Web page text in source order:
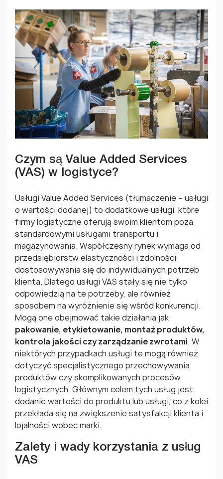
Czym są Value Added Services
(VAS) w logistyce?
Usługi Value Added Services (tłumaczenie – usługi
o wartości dodanej) to dodatkowe usługi, które
firmy logistyczne oferują swoim klientom poza
standardowymi usługami transportu i
magazynowania. Współczesny rynek wymaga od
przedsiębiorstw elastyczności i zdolności
dostosowywania się do indywidualnych potrzeb
klienta. Dlatego usługi VAS stały się nie tylko
odpowiedzią na te potrzeby, ale również
sposobem na wyróżnienie się wśród konkurencji.
Mogą one obejmować takie działania jak
pakowanie, etykietowanie, montaż produktów,
kontrola jakości czy zarządzanie zwrotami. W
niektórych przypadkach usługi te mogą również
dotyczyć specjalistycznego przechowywania
produktów czy skomplikowanych procesów
logistycznych. Głównym celem tych usług jest
dodanie wartości do produktu lub usługi, co z kolei
przekłada się na zwiększenie satysfakcji klienta i
lojalności wobec marki.
Zalety i wady korzystania z usług
VAS